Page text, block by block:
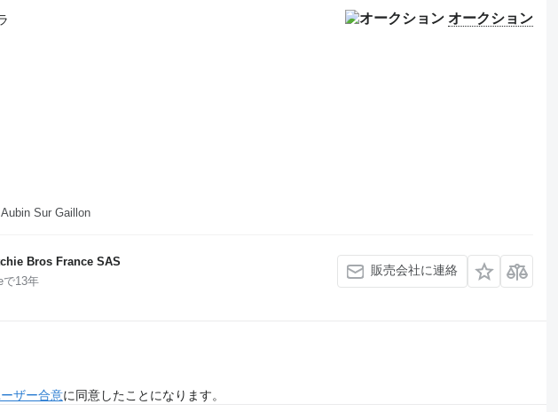
オークション
Sur Gaillon
Bros France SAS
で13年
販売会社に連絡
ザー合意に同意したことになります。